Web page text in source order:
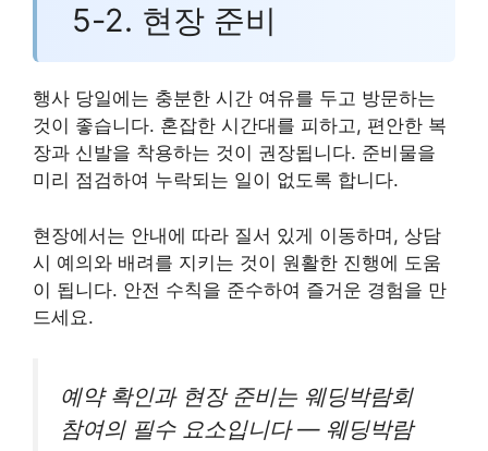
5-2. 현장 준비
행사 당일에는 충분한 시간 여유를 두고 방문하는
것이 좋습니다. 혼잡한 시간대를 피하고, 편안한 복
장과 신발을 착용하는 것이 권장됩니다. 준비물을
미리 점검하여 누락되는 일이 없도록 합니다.
현장에서는 안내에 따라 질서 있게 이동하며, 상담
시 예의와 배려를 지키는 것이 원활한 진행에 도움
이 됩니다. 안전 수칙을 준수하여 즐거운 경험을 만
드세요.
예약 확인과 현장 준비는 웨딩박람회
참여의 필수 요소입니다 — 웨딩박람